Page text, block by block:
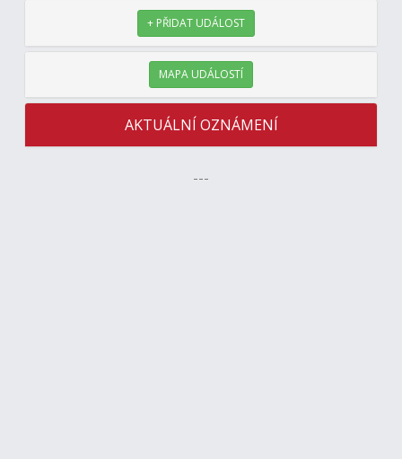
+ PŘIDAT UDÁLOST
MAPA UDÁLOSTÍ
AKTUÁLNÍ OZNÁMENÍ
---